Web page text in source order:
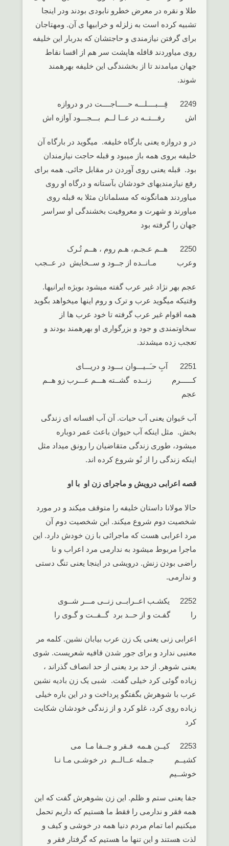
طلا و نقره در معرض خطرو نابودی بودند ودر اینجا
تشبیه کرده است به زلزله و خرابیها ی آن. ومهتاجان
برای گرفتن نیازمندی و حاجتشان که بدربار این خلیفه
روی میاوردند قافله هاپشت سر هم از اقسا نقاط
جهان میامدند تا از بخشندگی این خلیفه بهرهمند
شوند.
2249 قِـــبــــلـــه حـــــاجــــت در و دروازه
اش رفـــتــه در عــا لــم بـــجـــود آوازه اش
در و دروازه یعنی بارگاه خلیفه. میگوید در بارگاه آن
خلیفه بروی همه باز میبود و قبله حاجت نیازمندان
بود. قبله یعنی روی آوردن در مقابل جائی. همه برای
رفع نیازمندیهای خودشان بآستانه و درگاه او روی
میاوردند همانگونه که مسلمانان مثلا به قبله روی
میاورند و شهرت و معروفیت بخشندگی او سراسر
جهان را گرفته بود
2250 هــم عـجـم، هـم روم ، هــم تُـرک
وعرب مـانــده از جــود و ســخایش در عــجب
عجم بهر نژاد غیر عرب گفته میشود بویژه ایرانیها.
وقتیکه میگوید عرب و ترک و روم اینها میخواهد بگوید
همه اقوام غیر عرب گرفته تا خود عرب ها از
سخاوتمندی و جود و بزرگواری او بهرهمند بودند و
تعجب زده میشدند.
2251 آبِ حـَــیـــوان بـــود و دریـــای
کــــــرم زنــده گشــته هـــم عـــرب زو هــم
عجم
آب حَیوان یعنی آب حیات. آن آب افسانه ای زندگی
بخش. مثل اینکه آب حیوان باعث عمر دوباره
میشود، طوری زندگی متقاضیان را رونق میداد مثل
اینکه زندگی را از نُو شروع کرده اند.
قصه اعرابی درویش و ماجرای زن او با او
حالا مولانا داستان خلیفه را متوقف میکند و در مورد
شخصیت دوم شروع میکند. این شخصیت دوم آن
مرد اعرابی هست که ماجرائی با زن خودش دارد. این
ماجرا مربوط میشود به ندارمی مرد اعراب و نا
راضی بودن زنش. درویشی در اینجا یعنی تنگ دستی
و ندارمی.
2252 یکشـب اعــرابــی زنــی مـــر شــوی
را گفـت و از حــد برد گــفــت و گـوی را
اعرابی زنی یعنی یک زن عرب بیابان نشین. کلمه مر
معنیی ندارد و برای جور شدن قافیه شعریست. شوی
یعنی شوهر. از حد برد یعنی از حد انصاف گذراند ،
زیاده گوئی کرد خیلی گفت. شبی یک زن بادیه نشین
عرب با شوهرش بگفتگو پرداخت و در این باره خیلی
زیاده روی کرد، غلو کرد و از زندگی خودشان شکایت
کرد
2253 کیــن هـمه فـقر و جــفا مـا می
کشیــم جـمله عــالــم در خوشـی مـا نـا
خوشــیم
جفا یعنی ستم و ظلم. این زن بشوهرش گفت که این
همه فقر و ندارمی را فقط ما هستیم که داریم تحمل
میکنیم اما تمام مردم دنیا همه در خوشی و کیف و
لذت هستند و این تنها ما هستیم که گرفتار فقر و